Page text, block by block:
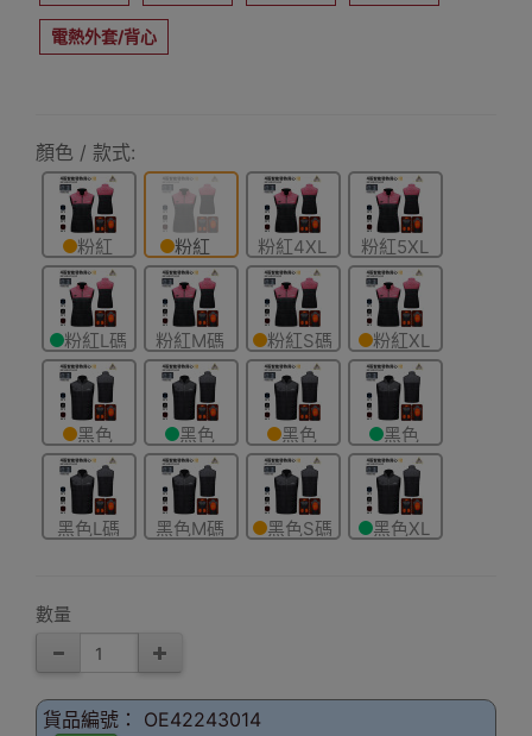
電熱外套/背心
顏色 / 款式:
粉紅
2XL碼
粉紅
3XL碼
粉紅4XL
碼
粉紅5XL
碼
粉紅L碼 粉紅M碼 粉紅S碼
粉紅XL
碼
黑色
2XL碼
黑色
3XL碼
黑色
4XL碼
黑色
5XL碼
黑色L碼 黑色M碼 黑色S碼
黑色XL
數量
貨品編號： OE42243014